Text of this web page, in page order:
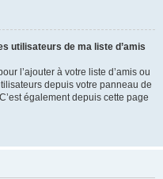
utilisateurs de ma liste d’amis
l’ajouter à votre liste d’amis ou
depuis votre panneau de
également depuis cette page